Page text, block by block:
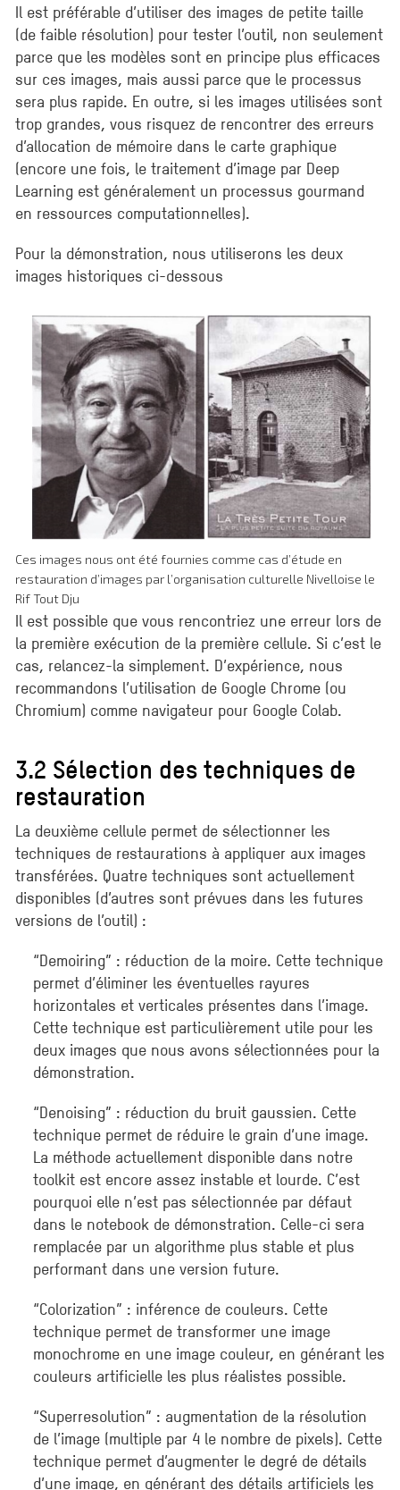
Il est préférable d’utiliser des images de petite taille
(de faible résolution) pour tester l’outil, non seulement
parce que les modèles sont en principe plus efficaces
sur ces images, mais aussi parce que le processus
sera plus rapide. En outre, si les images utilisées sont
trop grandes, vous risquez de rencontrer des erreurs
d’allocation de mémoire dans le carte graphique
(encore une fois, le traitement d’image par Deep
Learning est généralement un processus gourmand
en ressources computationnelles).
Pour la démonstration, nous utiliserons les deux
images historiques ci-dessous
Ces images nous ont été fournies comme cas d’étude en
restauration d’images par l’organisation culturelle Nivelloise le
Rif Tout Dju
Il est possible que vous rencontriez une erreur lors de
la première exécution de la première cellule. Si c’est le
cas, relancez-la simplement. D’expérience, nous
recommandons l’utilisation de Google Chrome (ou
Chromium) comme navigateur pour Google Colab.
3.2 Sélection des techniques de
restauration
La deuxième cellule permet de sélectionner les
techniques de restaurations à appliquer aux images
transférées. Quatre techniques sont actuellement
disponibles (d’autres sont prévues dans les futures
versions de l’outil) :
“Demoiring” : réduction de la moire. Cette technique
permet d’éliminer les éventuelles rayures
horizontales et verticales présentes dans l’image.
Cette technique est particulièrement utile pour les
deux images que nous avons sélectionnées pour la
démonstration.
“Denoising” : réduction du bruit gaussien. Cette
technique permet de réduire le grain d’une image.
La méthode actuellement disponible dans notre
toolkit est encore assez instable et lourde. C’est
pourquoi elle n’est pas sélectionnée par défaut
dans le notebook de démonstration. Celle-ci sera
remplacée par un algorithme plus stable et plus
performant dans une version future.
“Colorization” : inférence de couleurs. Cette
technique permet de transformer une image
monochrome en une image couleur, en générant les
couleurs artificielle les plus réalistes possible.
“Superresolution” : augmentation de la résolution
de l’image (multiple par 4 le nombre de pixels). Cette
technique permet d’augmenter le degré de détails
d’une image, en générant des détails artificiels les